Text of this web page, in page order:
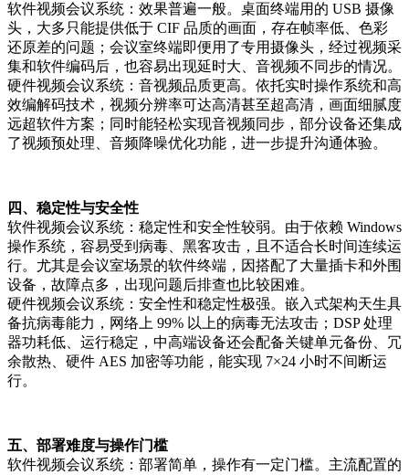
软件视频会议系统：效果普遍一般。桌面终端用的 USB 摄像
头，大多只能提供低于 CIF 品质的画面，存在帧率低、色彩
还原差的问题；会议室终端即便用了专用摄像头，经过视频采
集和软件编码后，也容易出现延时大、音视频不同步的情况。
硬件视频会议系统：音视频品质更高。依托实时操作系统和高
效编解码技术，视频分辨率可达高清甚至超高清，画面细腻度
远超软件方案；同时能轻松实现音视频同步，部分设备还集成
了视频预处理、音频降噪优化功能，进一步提升沟通体验。
四、稳定性与安全性
软件视频会议系统：稳定性和安全性较弱。由于依赖 Windows
操作系统，容易受到病毒、黑客攻击，且不适合长时间连续运
行。尤其是会议室场景的软件终端，因搭配了大量插卡和外围
设备，故障点多，出现问题后排查也比较困难。
硬件视频会议系统：安全性和稳定性极强。嵌入式架构天生具
备抗病毒能力，网络上 99% 以上的病毒无法攻击；DSP 处理
器功耗低、运行稳定，中高端设备还会配备关键单元备份、冗
余散热、硬件 AES 加密等功能，能实现 7×24 小时不间断运
行。
五、部署难度与操作门槛
软件视频会议系统：部署简单，操作有一定门槛。主流配置的